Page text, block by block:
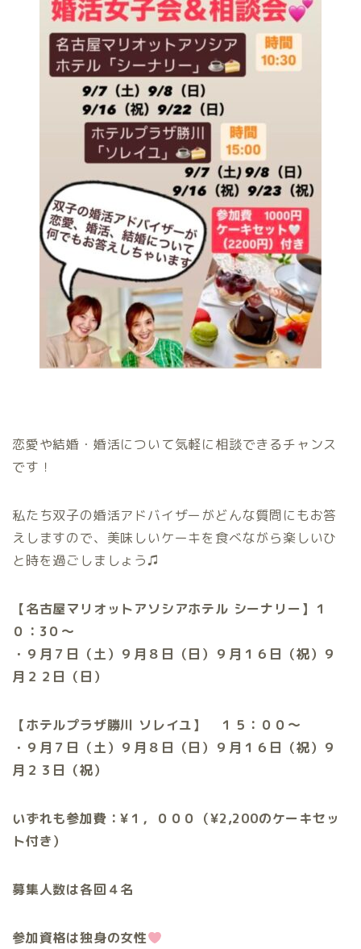
恋愛や結婚・婚活について気軽に相談できるチャンス
です！
私たち双子の婚活アドバイザーがどんな質問にもお答
えしますので、美味しいケーキを食べながら楽しいひ
と時を過ごしましょう♫
【名古屋マリオットアソシアホテル シーナリー】１
０：3０〜
・９月７日（土）９月８日（日）９月１６日（祝）９
月２２日（日）
【ホテルプラザ勝川 ソレイユ】 １５：００〜
・９月７日（土）９月８日（日）９月１６日（祝）９
月２３日（祝）
いずれも参加費：¥１，０００（¥2,200のケーキセッ
ト付き）
募集人数は各回４名
参加資格は独身の女性